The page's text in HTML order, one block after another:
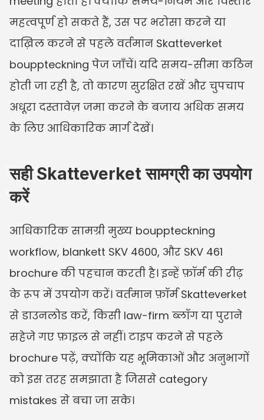
महत्वपूर्ण हो सकते हैं, उस पर भरोसा करने या
दाख़िल करने से पहले वर्तमान Skatteverket
bouppteckning पेज जाँचें। यदि समय-सीमा कठिन
होती जा रही है, तो कारण सुरक्षित रखें और चुपचाप
अधूरा दस्तावेज़ जमा करने के बजाय अधिक समय
के लिए आधिकारिक मार्ग देखें।
सही Skatteverket सामग्री का उपयोग
करें
आधिकारिक सामग्री मुख्य bouppteckning
workflow, blankett SKV 4600, और SKV 461
brochure की पहचान करती है। इन्हें फ़ॉर्म की रीढ़
के रूप में उपयोग करें। वर्तमान फ़ॉर्म Skatteverket
से डाउनलोड करें, किसी law-firm ब्लॉग या पुराने
सहेजे गए फ़ाइल से नहीं। टाइप करने से पहले
brochure पढ़ें, क्योंकि यह भूमिकाओं और अनुभागों
को इस तरह समझाता है जिससे category
mistakes से बचा जा सके।